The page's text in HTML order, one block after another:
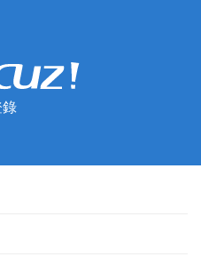
錄